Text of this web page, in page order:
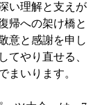
い理解と支えが
帰への架け橋と
意と感謝を申し
てやり直せる、
まいります。